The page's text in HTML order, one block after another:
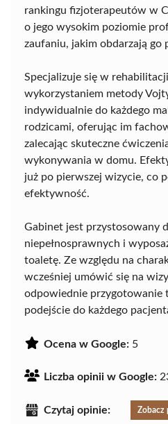
rankingu fizjoterapeutów w
o jego wysokim poziomie
zaufaniu, jakim obdarzają go
Specjalizuje się w
wykorzystaniem metody
indywidualnie do każdego
rodzicami, oferując im
zalecając skuteczne
wykonywania w domu.
już po pierwszej wizycie, co
efektywność.
Gabinet jest przystosowany
niepełnosprawnych i
toaletę. Ze względu na
wcześniej umówić się na
odpowiednie przygotowanie
podejście do każdego
Ocena w Google: 5
Liczba opinii w Google:
Czytaj opinie: Zobacz